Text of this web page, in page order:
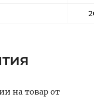
на товар от